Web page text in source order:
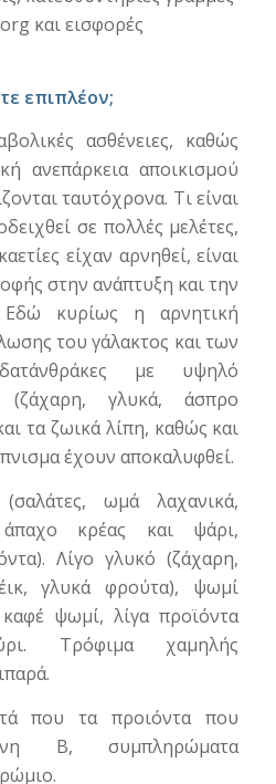
και εισφορές
επιπλέον;
ασθένειες, καθώς
ανεπάρκεια αποικισμού
ταυτόχρονα. Τι είναι
σε πολλές μελέτες,
είχαν αρνηθεί, είναι
στην ανάπτυξη και την
κυρίως η αρνητική
του γάλακτος και των
με υψηλό
(ζάχαρη, γλυκά, άσπρο
τα ζωικά λίπη, καθώς και
έχουν αποκαλυφθεί.
ωμά λαχανικά,
κρέας και ψάρι,
Λίγο γλυκό (ζάχαρη,
γλυκά φρούτα), ψωμί
ψωμί, λίγα προϊόντα
Τρόφιμα χαμηλής
που τα προιόντα που
Β, συμπληρώματα